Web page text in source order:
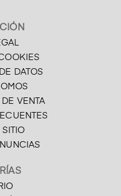
DATOS
VENTA
SITIO